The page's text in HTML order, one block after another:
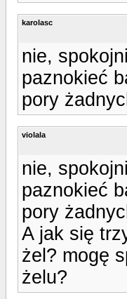
karolasc
nie,
paznokieć
pory
violala
nie,
paznokieć
pory
A jak się
żel? mogę
żelu?